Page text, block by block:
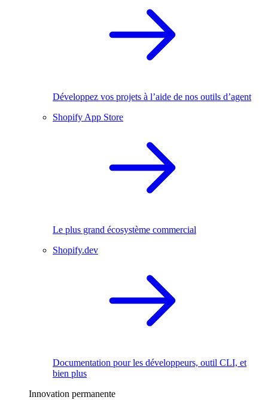
Développez vos projets à l’aide de nos outils d’agent
Shopify App Store
Le plus grand écosystème commercial
Shopify.dev
Documentation pour les développeurs, outil CLI, et
bien plus
Innovation permanente